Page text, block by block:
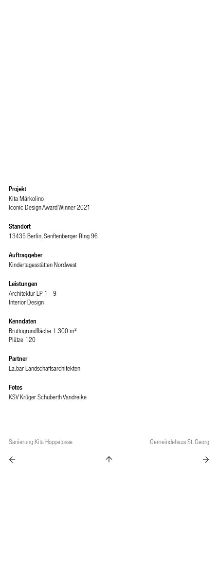
Projekt
Kita Märkolino
Iconic Design Award Winner 2021
Standort
13435 Berlin, Senftenberger Ring 96
Auftraggeber
Kindertagesstätten Nordwest
Leistungen
Architektur LP 1 - 9
Interior Design
Kenndaten
Bruttogrundfläche 1.300 m²
Plätze 120
Partner
La.bar Landschaftsarchitekten
Fotos
KSV Krüger Schuberth Vandreike
Sanierung Kita Hoppetosse Gemeindehaus St. Georg